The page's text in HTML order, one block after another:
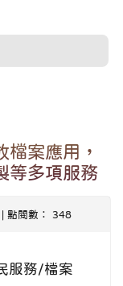
檔案應用，
等多項服務
點閱數： 348
服務/檔案